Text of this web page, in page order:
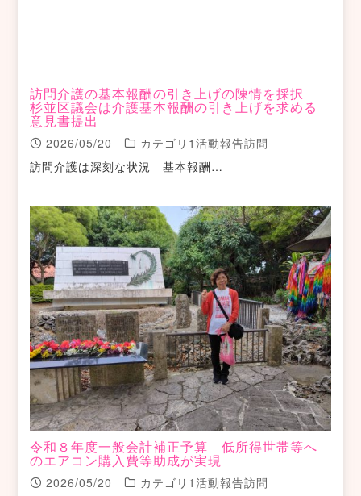
訪問介護の基本報酬の引き上げの陳情を採択
杉並区議会は介護基本報酬の引き上げを求める
意見書提出
2026/05/20
カテゴリ1活動報告訪問
訪問介護は深刻な状況 基本報酬…
令和８年度一般会計補正予算 低所得世帯等へ
のエアコン購入費等助成が実現
2026/05/20
カテゴリ1活動報告訪問